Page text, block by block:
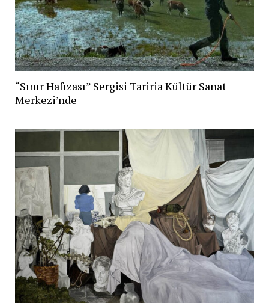
“Sınır Hafızası” Sergisi Tariria Kültür Sanat
Merkezi’nde